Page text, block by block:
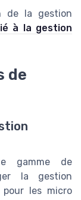
de la gestion
à la gestion
de
gamme de
la gestion
les micro